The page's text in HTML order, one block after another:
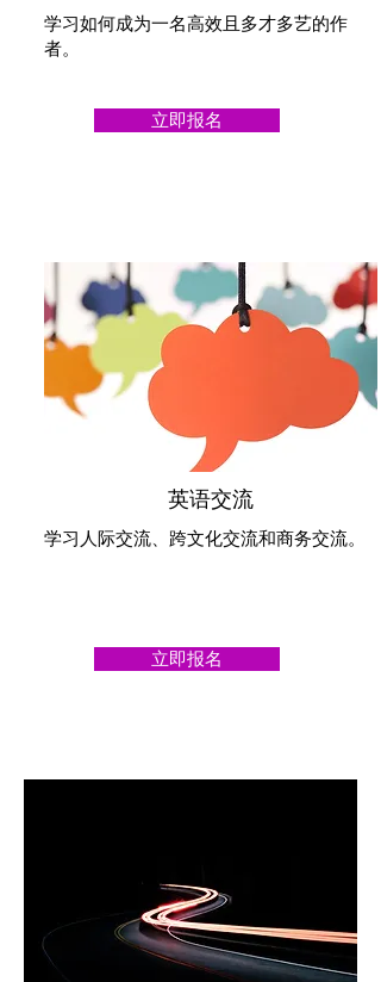
学习如何成为一名高效且多才多艺的作
者。
​英语交流
学习人际交流、跨文化交流和商务交流。
立即报名
立即报名